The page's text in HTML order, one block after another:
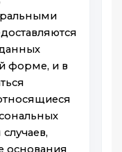
форме, и в
основания